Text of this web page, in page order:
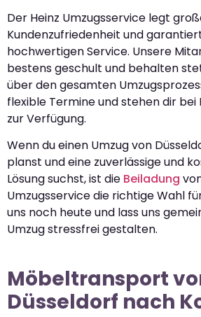
Der Heinz Umzugsservice legt
Kundenzufriedenheit und
hochwertigen Service. Unsere
bestens geschult und behalten
über den gesamten
flexible Termine und stehen dir bei
zur Verfügung.
Wenn du einen Umzug von
planst und eine zuverlässige und
Lösung suchst, ist die Beiladung
Umzugsservice die richtige Wahl
uns noch heute und lass uns
Umzug stressfrei gestalten.
Möbeltransport
Düsseldorf nach